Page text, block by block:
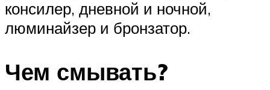
консилер, дневной и ночной,
люминайзер и бронзатор.
Чем смывать?